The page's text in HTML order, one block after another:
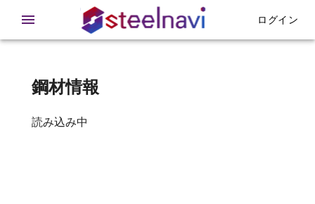
ログイン
鋼材情報
読み込み中